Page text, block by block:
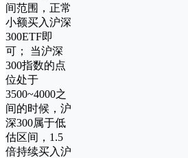
间范围，正常
小额买入沪深
300ETF即
可； 当沪深
300指数的点
位处于
3500~4000之
间的时候，沪
深300属于低
估区间，1.5
倍持续买入沪